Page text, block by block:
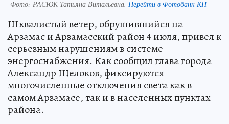
Фото: РАСЮК Татьяна Витальевна. Перейти в Фотобанк КП
Шквалистый ветер, обрушившийся на
Арзамас и Арзамасский район 4 июля, привел к
серьезным нарушениям в системе
энергоснабжения. Как сообщил глава города
Александр Щелоков, фиксируются
многочисленные отключения света как в
самом Арзамасе, так и в населенных пунктах
района.